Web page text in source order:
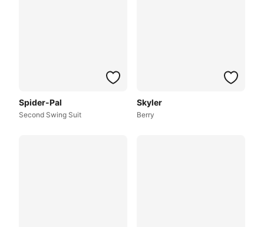
Spider-Pal
Second Swing Suit
Skyler
Berry